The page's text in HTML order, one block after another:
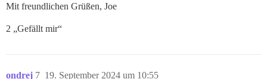
Mit freundlichen Grüßen, Joe
2 „Gefällt mir“
ondrej 19. September 2024 um 10:55
7